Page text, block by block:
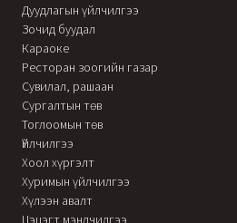
Дуудлагын үйлчилгээ
Зочид буудал
Караоке
Ресторан зоогийн газар
Сувилал, рашаан
Сургалтын төв
Тоглоомын төв
Үйлчилгээ
Хоол хүргэлт
Хуримын үйлчилгээ
Хүлээн авалт
Цэцэгт мэндчилгээ